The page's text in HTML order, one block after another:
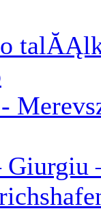
Giurgiu